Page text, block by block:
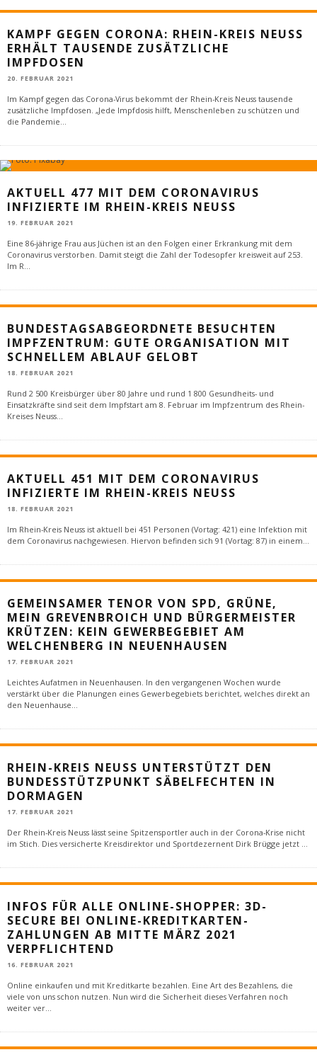
KAMPF GEGEN CORONA: RHEIN-KREIS NEUSS
ERHÄLT TAUSENDE ZUSÄTZLICHE
IMPFDOSEN
20. FEBRUAR 2021
Im Kampf gegen das Corona-Virus bekommt der Rhein-Kreis Neuss tausende
zusätzliche Impfdosen. „Jede Impfdosis hilft, Menschenleben zu schützen und
die Pandemie
AKTUELL 477 MIT DEM CORONAVIRUS
INFIZIERTE IM RHEIN-KREIS NEUSS
19. FEBRUAR 2021
Eine 86-jährige Frau aus Jüchen ist an den Folgen einer Erkrankung mit dem
Coronavirus verstorben. Damit steigt die Zahl der Todesopfer kreisweit auf 253.
Im R
BUNDESTAGSABGEORDNETE BESUCHTEN
IMPFZENTRUM: GUTE ORGANISATION MIT
SCHNELLEM ABLAUF GELOBT
18. FEBRUAR 2021
Rund 2 500 Kreisbürger über 80 Jahre und rund 1 800 Gesundheits- und
Einsatzkräfte sind seit dem Impfstart am 8. Februar im Impfzentrum des Rhein-
Kreises Neuss
AKTUELL 451 MIT DEM CORONAVIRUS
INFIZIERTE IM RHEIN-KREIS NEUSS
18. FEBRUAR 2021
Im Rhein-Kreis Neuss ist aktuell bei 451 Personen (Vortag: 421) eine Infektion mit
dem Coronavirus nachgewiesen. Hiervon befinden sich 91 (Vortag: 87) in einem
GEMEINSAMER TENOR VON SPD, GRÜNE,
MEIN GREVENBROICH UND BÜRGERMEISTER
KRÜTZEN: KEIN GEWERBEGEBIET AM
WELCHENBERG IN NEUENHAUSEN
17. FEBRUAR 2021
Leichtes Aufatmen in Neuenhausen. In den vergangenen Wochen wurde
verstärkt über die Planungen eines Gewerbegebiets berichtet, welches direkt an
den Neuenhause...
RHEIN-KREIS NEUSS UNTERSTÜTZT DEN
BUNDESSTÜTZPUNKT SÄBELFECHTEN IN
DORMAGEN
17. FEBRUAR 2021
Der Rhein-Kreis Neuss lässt seine Spitzensportler auch in der Corona-Krise nicht
im Stich. Dies versicherte Kreisdirektor und Sportdezernent Dirk Brügge jetzt ...
INFOS FÜR ALLE ONLINE-SHOPPER: 3D-
SECURE BEI ONLINE-KREDITKARTEN-
ZAHLUNGEN AB MITTE MÄRZ 2021
VERPFLICHTEND
16. FEBRUAR 2021
Online einkaufen und mit Kreditkarte bezahlen. Eine Art des Bezahlens, die
viele von uns schon nutzen. Nun wird die Sicherheit dieses Verfahren noch
weiter ver...